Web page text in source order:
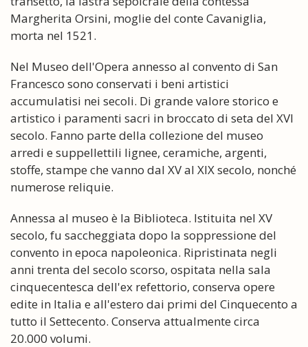
Margherita Orsini, moglie del conte Cavaniglia,
morta nel 1521.
Nel Museo dell'Opera annesso al convento di San
Francesco sono conservati i beni artistici
accumulatisi nei secoli. Di grande valore storico e
artistico i paramenti sacri in broccato di seta del XVI
secolo. Fanno parte della collezione del museo
arredi e suppellettili lignee, ceramiche, argenti,
stoffe, stampe che vanno dal XV al XIX secolo, nonché
numerose reliquie.
Annessa al museo è la Biblioteca. Istituita nel XV
secolo, fu saccheggiata dopo la soppressione del
convento in epoca napoleonica. Ripristinata negli
anni trenta del secolo scorso, ospitata nella sala
cinquecentesca dell'ex refettorio, conserva opere
edite in Italia e all'estero dai primi del Cinquecento a
tutto il Settecento. Conserva attualmente circa
20.000 volumi.